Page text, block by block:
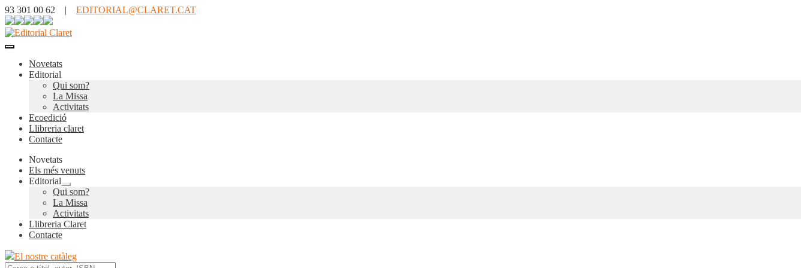
93 301 00 62 | EDITORIAL@CLARET.CAT
Novetats
Editorial
Qui som?
La Missa
Activitats
Ecoedició
Llibreria claret
Contacte
Novetats
Els més venuts
Editorial
Expandeix
el
menú
secundari
Qui som?
La Missa
Activitats
Llibreria Claret
Contacte
El nostre catàleg